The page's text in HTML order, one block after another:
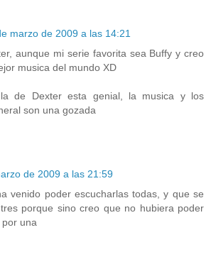
marzo de 2009 a las 14:21
aunque mi serie favorita sea Buffy y creo
musica del mundo XD
de Dexter esta genial, la musica y los
son una gozada
de 2009 a las 21:59
venido poder escucharlas todas, y que se
porque sino creo que no hubiera poder
una